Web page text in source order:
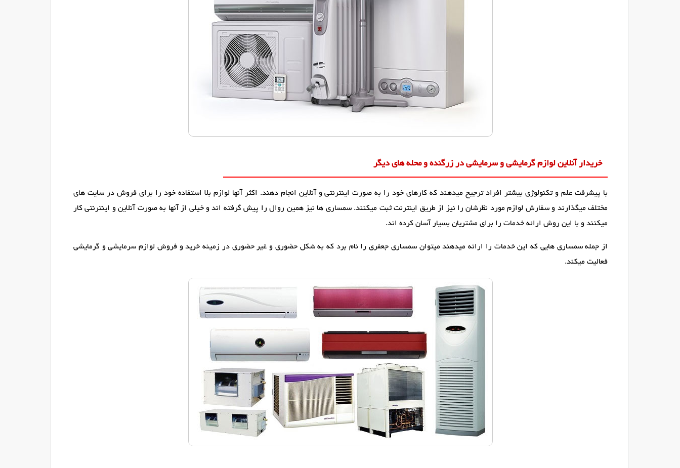
خریدار آنلاین لوازم گرمایشی و سرمایشی در زرگنده و محله های دیگر
با پیشرفت علم و تکنولوژی بیشتر افراد ترجیح میدهند که کارهای خود را به صورت اینترنتی و آنلاین انجام دهند. اکثر آنها لوازم بلا استفاده خود را برای فروش در سایت های
مختلف میگذارند و سفارش لوازم مورد نظرشان را نیز از طریق اینترنت ثبت میکنند. سمساری ها نیز همین روال را پیش گرفته اند و خیلی از آنها به صورت آنلاین و اینترنتی کار
میکنند و با این روش ارائه خدمات را برای مشتریان بسیار آسان کرده اند.
از جمله سمساری هایی که این خدمات را ارائه میدهند میتوان سمساری جعفری را نام برد که به شکل حضوری و غیر حضوری در زمینه خرید و فروش لوازم سرمایشی و گرمایشی
فعالیت میکند.